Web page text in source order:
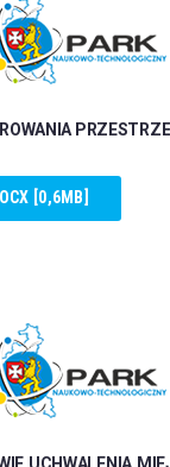
[0,6MB]
UCHWALENIA